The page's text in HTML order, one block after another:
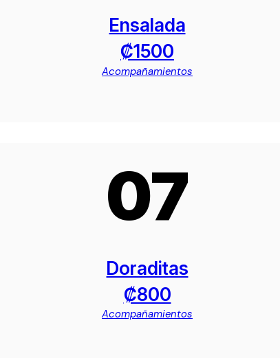
Ensalada
₡1500
Acompañamientos
07
Doraditas
₡800
Acompañamientos